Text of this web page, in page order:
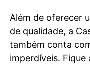
Além de oferecer
de qualidade, a
também conta
imperdíveis.